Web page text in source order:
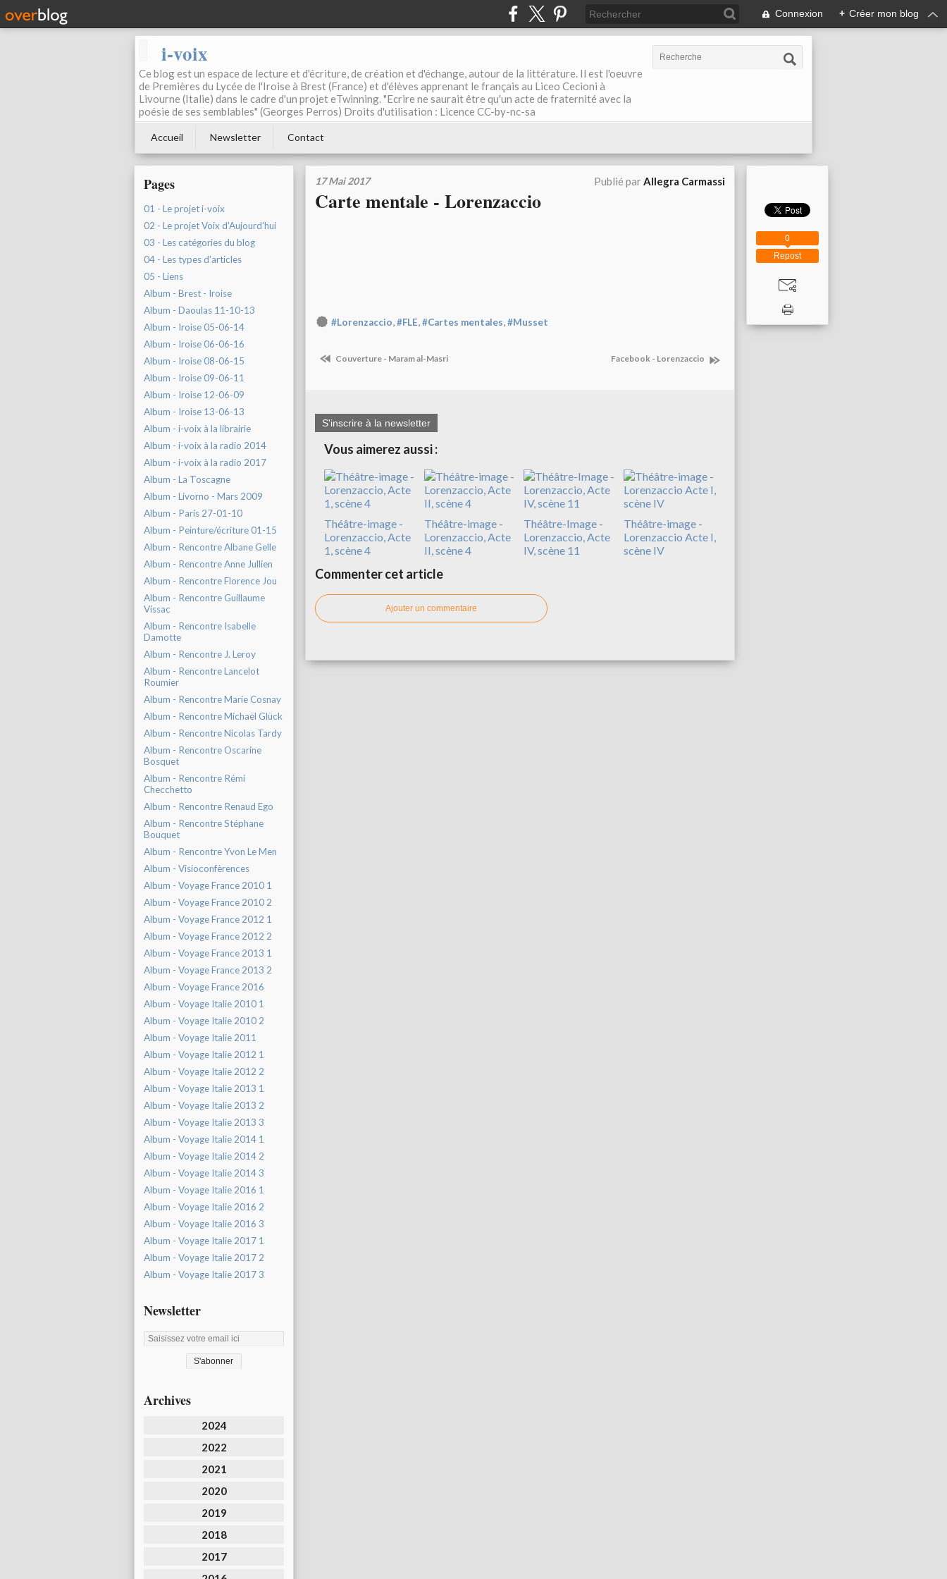
Connexion + Créer mon blog
i-voix
Ce blog est un espace de lecture et d'écriture, de création et d'échange, autour de la littérature. Il est l'oeuvre
de Premières du Lycée de l'Iroise à Brest (France) et d'élèves apprenant le français au Liceo Cecioni à
Livourne (Italie) dans le cadre d'un projet eTwinning. "Ecrire ne saurait être qu'un acte de fraternité avec la
poésie de ses semblables" (Georges Perros) Droits d'utilisation : Licence CC-by-nc-sa
Accueil Newsletter Contact
Pages
01 - Le projet i-voix
02 - Le projet Voix d'Aujourd'hui
03 - Les catégories du blog
04 - Les types d'articles
05 - Liens
Album - Brest - Iroise
Album - Daoulas 11-10-13
Album - Iroise 05-06-14
Album - Iroise 06-06-16
Album - Iroise 08-06-15
Album - Iroise 09-06-11
Album - Iroise 12-06-09
Album - Iroise 13-06-13
Album - i-voix à la librairie
Album - i-voix à la radio 2014
Album - i-voix à la radio 2017
Album - La Toscagne
Album - Livorno - Mars 2009
Album - Paris 27-01-10
Album - Peinture/écriture 01-15
Album - Rencontre Albane Gelle
Album - Rencontre Anne Jullien
Album - Rencontre Florence Jou
Album - Rencontre Guillaume
Vissac
Album - Rencontre Isabelle
Damotte
Album - Rencontre J. Leroy
Album - Rencontre Lancelot
Roumier
Album - Rencontre Marie Cosnay
Album - Rencontre Michaël Glück
Album - Rencontre Nicolas Tardy
Album - Rencontre Oscarine
Bosquet
Album - Rencontre Rémi
Checchetto
Album - Rencontre Renaud Ego
Album - Rencontre Stéphane
Bouquet
Album - Rencontre Yvon Le Men
Album - Visioconfèrences
Album - Voyage France 2010 1
Album - Voyage France 2010 2
Album - Voyage France 2012 1
Album - Voyage France 2012 2
Album - Voyage France 2013 1
Album - Voyage France 2013 2
Album - Voyage France 2016
Album - Voyage Italie 2010 1
Album - Voyage Italie 2010 2
Album - Voyage Italie 2011
Album - Voyage Italie 2012 1
Album - Voyage Italie 2012 2
Album - Voyage Italie 2013 1
Album - Voyage Italie 2013 2
Album - Voyage Italie 2013 3
Album - Voyage Italie 2014 1
Album - Voyage Italie 2014 2
Album - Voyage Italie 2014 3
Album - Voyage Italie 2016 1
Album - Voyage Italie 2016 2
Album - Voyage Italie 2016 3
Album - Voyage Italie 2017 1
Album - Voyage Italie 2017 2
Album - Voyage Italie 2017 3
Newsletter
Archives
2024
2022
2021
2020
2019
2018
2017
17 Mai 2017 Publié parAllegra Carmassi
Carte mentale - Lorenzaccio
#Lorenzaccio,#FLE,#Cartes mentales,#Musset
Couverture - Maram al-Masri Facebook - Lorenzaccio
S'inscrire à la newsletter
Vous aimerez aussi :
Théâtre-image -
Lorenzaccio, Acte
1, scène 4
Théâtre-image -
Lorenzaccio, Acte
II, scène 4
Théâtre-Image -
Lorenzaccio, Acte
IV, scène 11
Théâtre-image -
Lorenzaccio Acte I,
scène IV
Commenter cet article
Ajouter un commentaire
Repost
0